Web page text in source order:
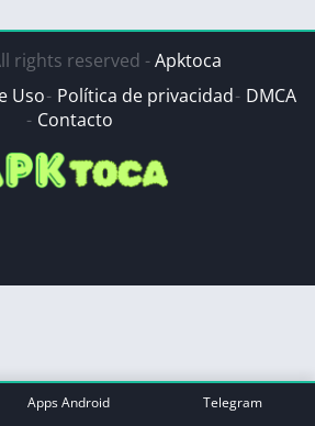
rights reserved -Apktoca
Uso Política de privacidad DMCA
Contacto
Apps Android Telegram